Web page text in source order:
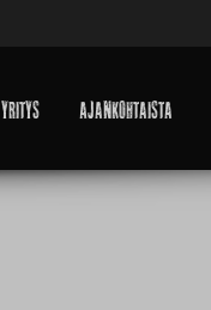
Yritys Ajankohtaista